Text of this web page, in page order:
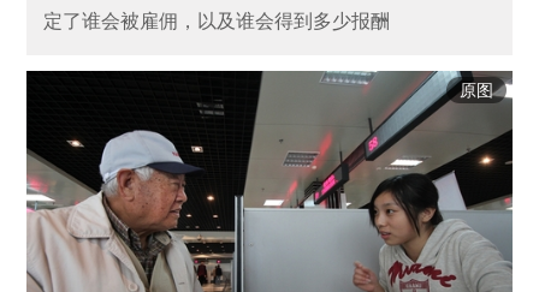
定了谁会被雇佣，以及谁会得到多少报酬
原图